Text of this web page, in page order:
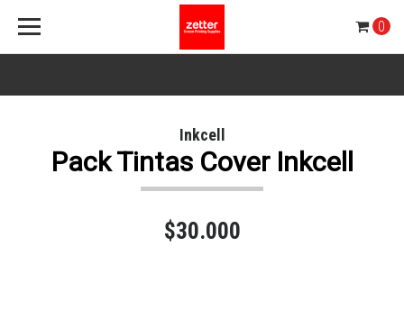
0
Inkcell
Pack Tintas Cover Inkcell
$30.000